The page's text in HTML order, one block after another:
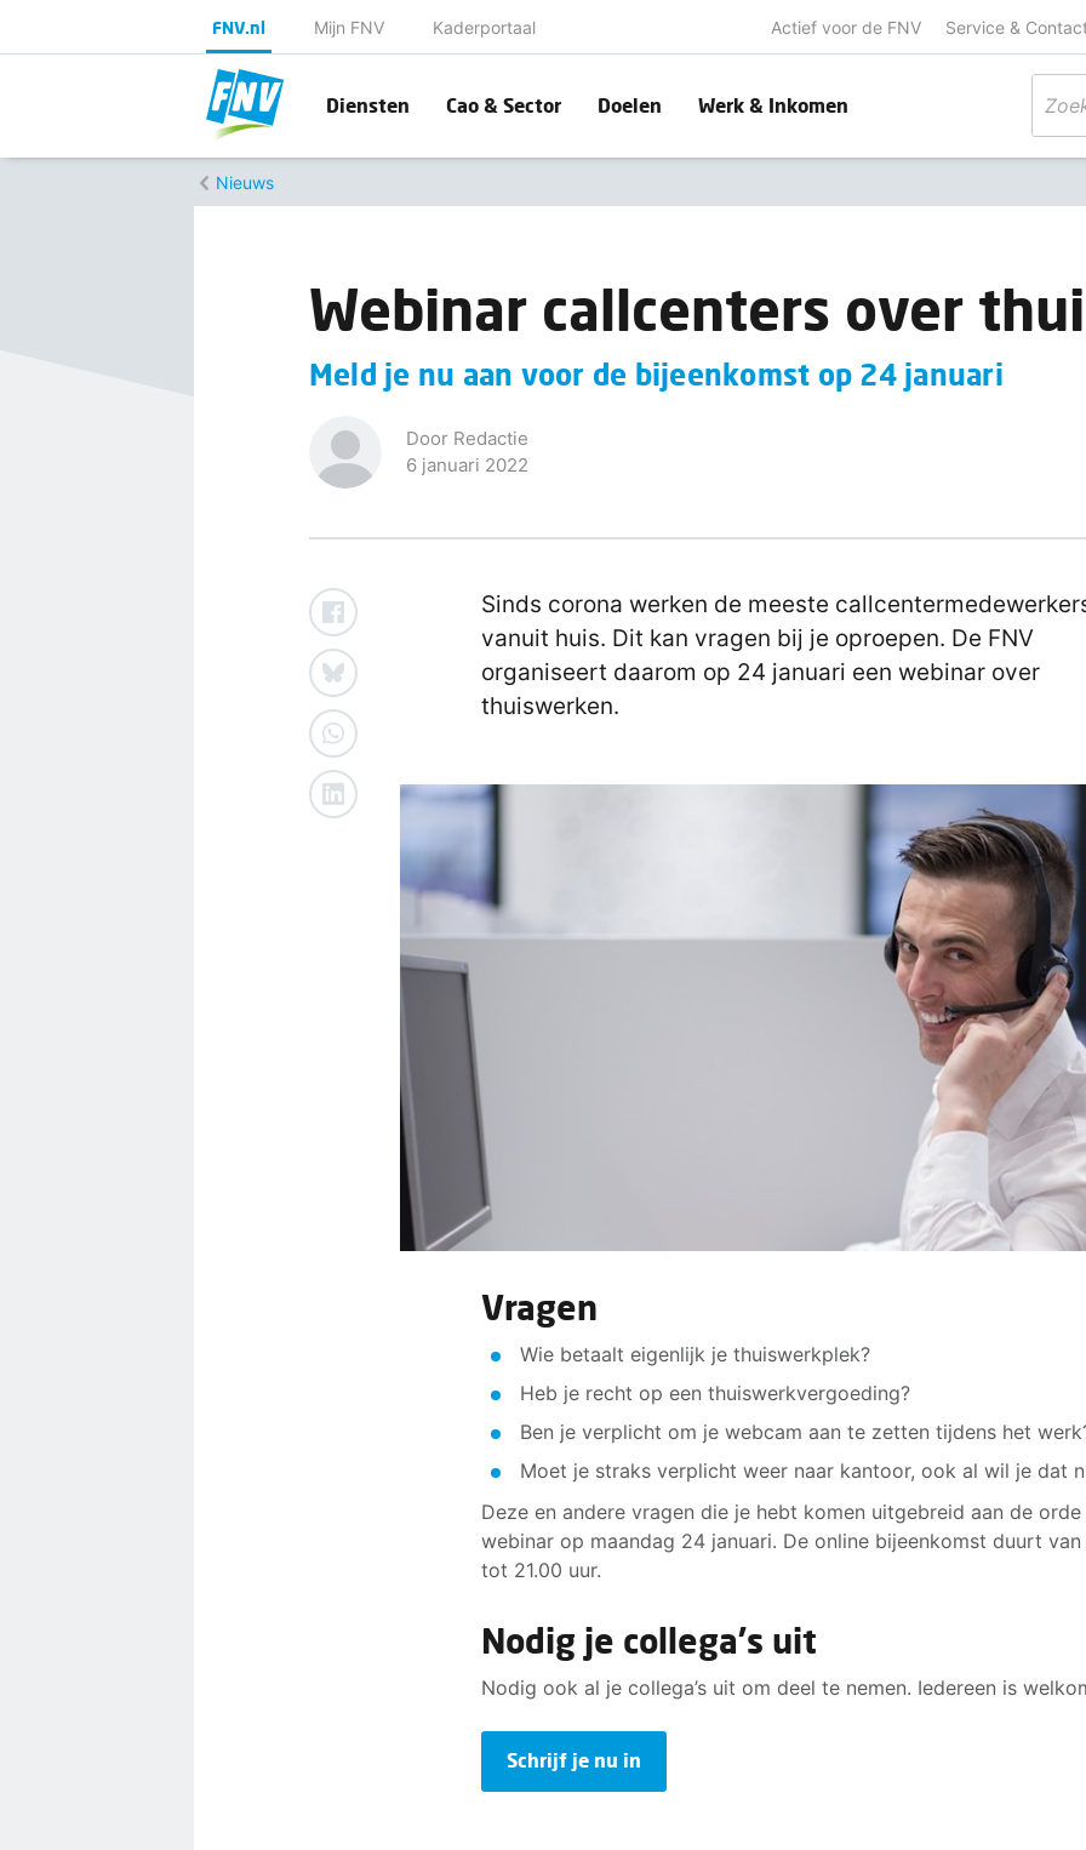
FNV.nl Mijn FNV Kaderportaal Actief voor de FNV Service &
Diensten Cao & Sector Doelen Werk & Inkomen
Nieuws
Webinar callcenters over
Meld je nu aan voor de bijeenkomst op 24 januari
Door Redactie
6 januari 2022
Sinds corona werken de meeste
vanuit huis. Dit kan vragen bij je oproepen. De FNV
organiseert daarom op 24 januari een webinar over
thuiswerken.
Vragen
Wie betaalt eigenlijk je thuiswerkplek?
Heb je recht op een thuiswerkvergoeding?
Ben je verplicht om je webcam aan te zetten tijdens het
Moet je straks verplicht weer naar kantoor, ook al wil je dat
Deze en andere vragen die je hebt komen uitgebreid aan de
webinar op maandag 24 januari. De online bijeenkomst duurt van
tot 21.00 uur.
Nodig je collega's uit
Nodig ook al je collega’s uit om deel te nemen. Iedereen is
Schrijf je nu in